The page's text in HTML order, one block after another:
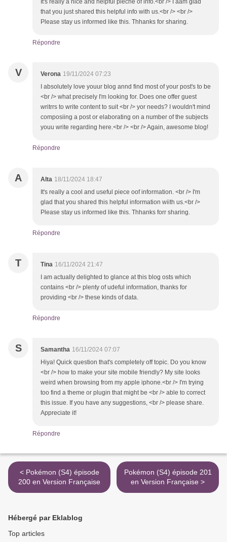
It's really a nice and helpful pieche of info.<br /> I aam glad
that you just shared this helpful info with us.<br /> <br />
Please stay us informed like this. Thhanks for sharing.
Répondre
V Verona 19/11/2024 07:23
I absolutely love youur blog annd find most of your post's to be
<br /> what precisely I'm looking for. Does one offer guest
writrrs to write content to suit <br /> yor needs? I wouldn't mind
composiing a post or elaborating on a number of the subjects
youu write regarding here.<br /> <br /> Again, awesome blog!
Répondre
A Alta 18/11/2024 18:47
It's really a cool and useful piece oof information. <br /> I'm
glad that you shared this helpful information wiith us.<br />
Please stay us informed like this. Thhanks forr sharing.
Répondre
T Tina 16/11/2024 21:47
I am actually delighted to glance at this blog osts which
contains <br /> plenty of udeful information, thanks for
providing <br /> these kinds of data.
Répondre
S Samantha 16/11/2024 07:07
Hiya! Quick question that's completely off topic. Do you know
<br /> how to make your site mobile friendly? My site looks
weird when browsing from my apple iphone.<br /> I'm trying
too find a theme or plugin that might be <br /> able to correct
this issue. If you have any suggestions, <br /> please share.
Appreciate it!
Répondre
< Pokémon (S4) épisode
200 en Version Française
Pokémon (S4) épisode 201
en Version Française >
Hébergé par Eklablog
Top articles